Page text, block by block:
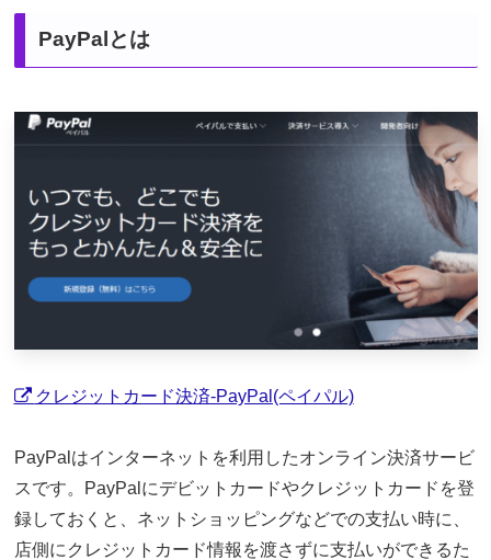
PayPalとは
クレジットカード決済-PayPal(ペイパル)
PayPalはインターネットを利用したオンライン決済サービ
スです。PayPalにデビットカードやクレジットカードを登
録しておくと、ネットショッピングなどでの支払い時に、
店側にクレジットカード情報を渡さずに支払いができるた